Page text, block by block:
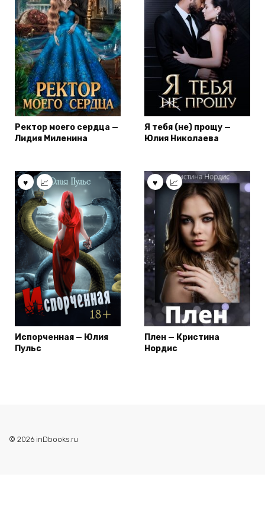
Ректор моего сердца —
Лидия Миленина
Я тебя (не) прощу —
Юлия Николаева
Испорченная — Юлия
Пульс
Плен — Кристина
Нордис
© 2026 inDbooks.ru